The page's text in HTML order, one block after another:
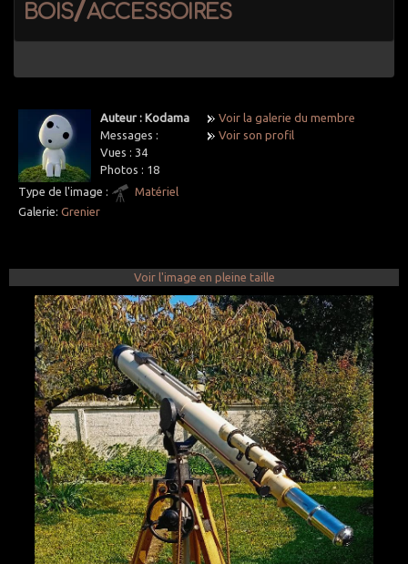
bois/accessoires
Auteur : Kodama
Messages :
Vues : 34
Photos : 18
Voir la galerie du membre
Voir son profil
Type de l'image :
Matériel
Galerie: Grenier
Voir l'image en pleine taille